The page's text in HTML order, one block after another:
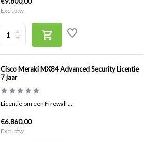
Excl. btw
Cisco Meraki MX84 Advanced Security Licentie
7 jaar
Licentie om een Firewall ...
€6.860,00
Excl. btw